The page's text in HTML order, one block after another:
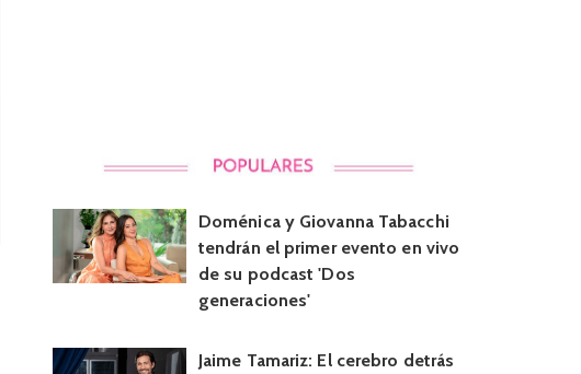
Doménica y Giovanna Tabacchi
tendrán el primer evento en vivo
de su podcast 'Dos
generaciones'
Jaime Tamariz: El cerebro detrás